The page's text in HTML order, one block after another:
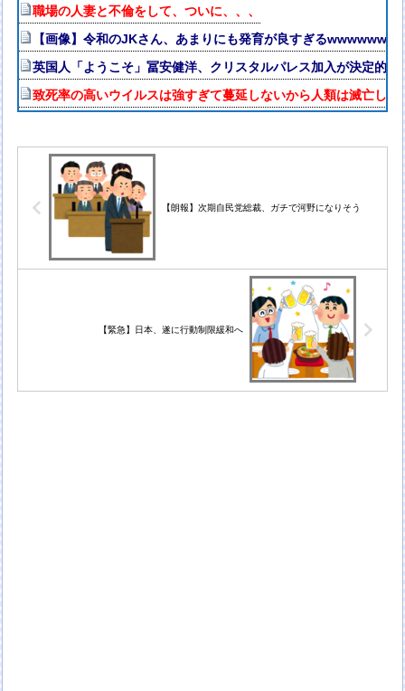
職場の人妻と不倫をして、ついに、、、
【画像】令和のJKさん、あまりにも発育が良すぎる
英国人「ようこそ」冨安健洋、クリスタルパレス加入が決定的
致死率の高いウイルスは強すぎて蔓延しないから人類は滅亡しな
【朗報】次期自民党総裁、ガチで河野になりそう
【緊急】日本、遂に行動制限緩和へ